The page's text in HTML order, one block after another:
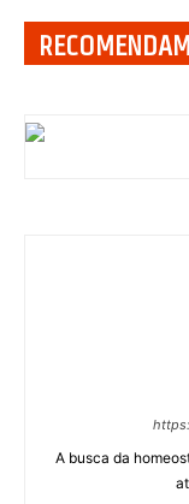
A busca da